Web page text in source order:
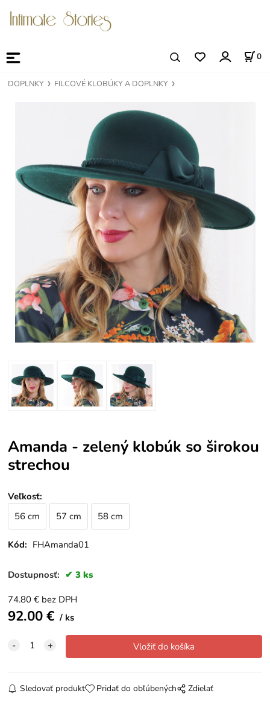
0
DOPLNKY FILCOVÉ KLOBÚKY A DOPLNKY
Amanda - zelený klobúk so širokou
strechou
Veľkosť:
56 cm
57 cm 58 cm
Kód: FHAmanda01
Dostupnosť: 3 ks
74.80 € bez DPH
92.00€ ks
Sledovať produkt Pridať do obľúbených Zdielať